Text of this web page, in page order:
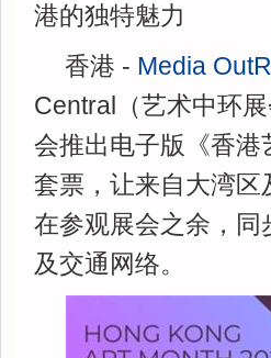
港的独特魅力
香港 - Media
Central（艺术中环
会推出电子版《香
套票，让来自大湾
在参观展会之余，
及交通网络。